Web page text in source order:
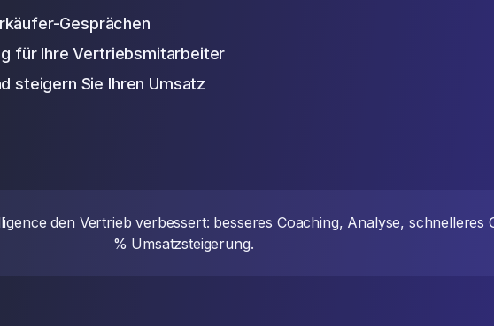
Gesprächen
für Ihre Vertriebsmitarbeiter
steigern Sie Ihren Umsatz
den Vertrieb verbessert: besseres Coaching, Analyse, schnelleres
% Umsatzsteigerung.